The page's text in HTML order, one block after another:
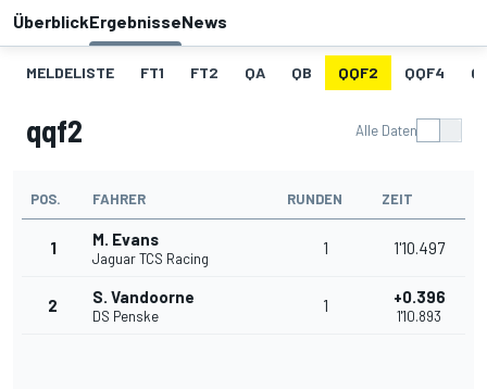
ÜberblickErgebnisseNews
MELDELISTE FT1 FT2 QA QB QQF2 QQF4
qqf2 Alle Daten
POS. FAHRER RUNDEN ZEIT
1 M. Evans
Jaguar TCS Racing
1 1'10.497
2 S. Vandoorne
DS Penske
1 +0.396
1'10.893